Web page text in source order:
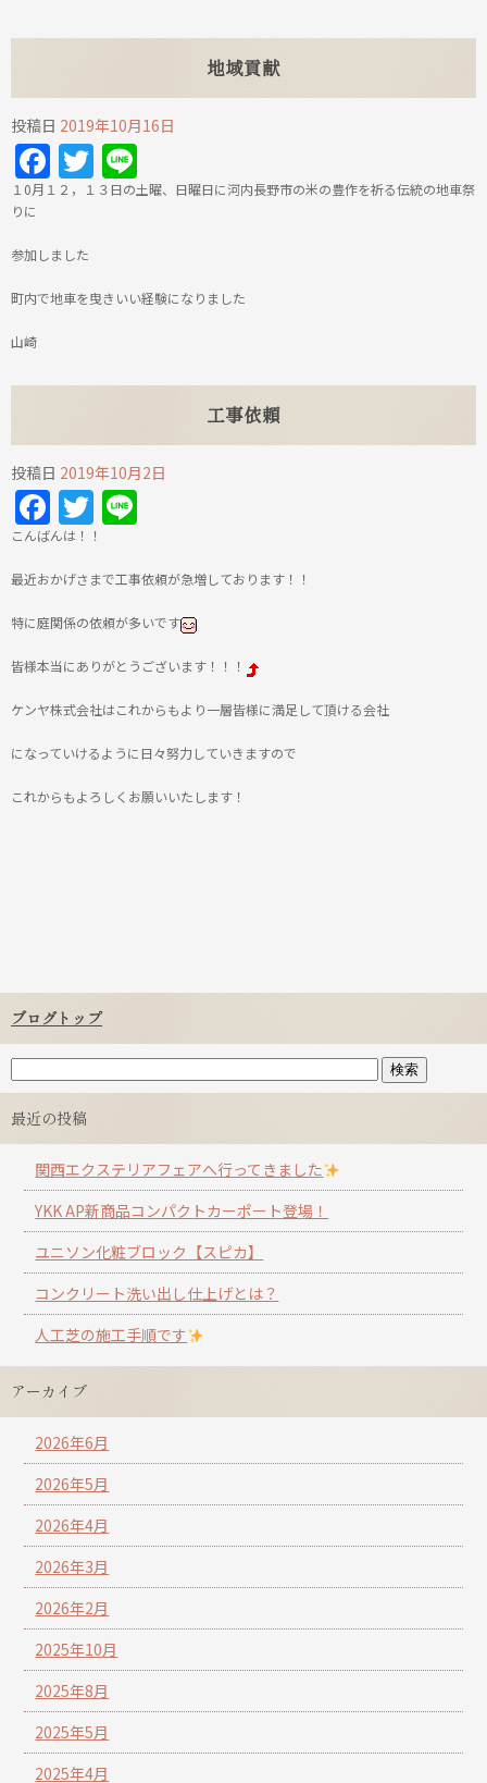
地域貢献
投稿日 2019年10月16日
Facebook
Twitter
１0月１２，１３日の土曜、日曜日に河内長野市の米の豊作を祈る伝統の地車祭
りに
参加しました
町内で地車を曳きいい経験になりました
山崎
工事依頼
投稿日 2019年10月2日
Facebook
Twitter
こんばんは！！
最近おかげさまで工事依頼が急増しております！！
特に庭関係の依頼が多いです
皆様本当にありがとうございます！！！
ケンヤ株式会社はこれからもより一層皆様に満足して頂ける会社
になっていけるように日々努力していきますので
これからもよろしくお願いいたします！
ブログトップ
最近の投稿
関西エクステリアフェアへ行ってきました
YKK AP新商品コンパクトカーポート登場！
ユニソン化粧ブロック【スピカ】
コンクリート洗い出し仕上げとは？
人工芝の施工手順です
アーカイブ
2026年6月
2026年5月
2026年4月
2026年3月
2026年2月
2025年10月
2025年8月
2025年5月
2025年4月